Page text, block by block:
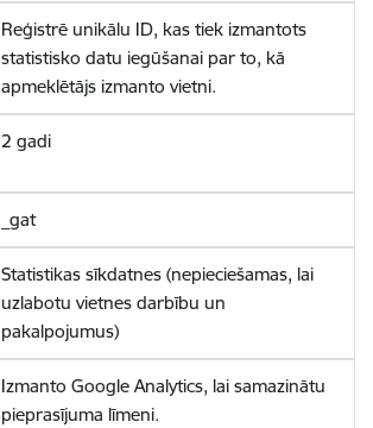
Reģistrē unikālu ID, kas tiek izmantots
statistisko datu iegūšanai par to, kā
apmeklētājs izmanto vietni.
2 gadi
_gat
Statistikas sīkdatnes (nepieciešamas, lai
uzlabotu vietnes darbību un
pakalpojumus)
Izmanto Google Analytics, lai samazinātu
pieprasījuma līmeni.